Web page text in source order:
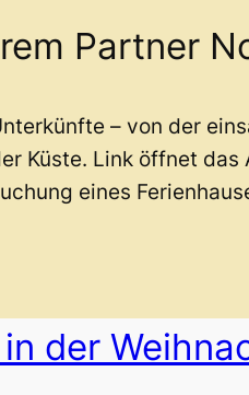
Partner
– von der
Küste. Link öffnet das
eines
der